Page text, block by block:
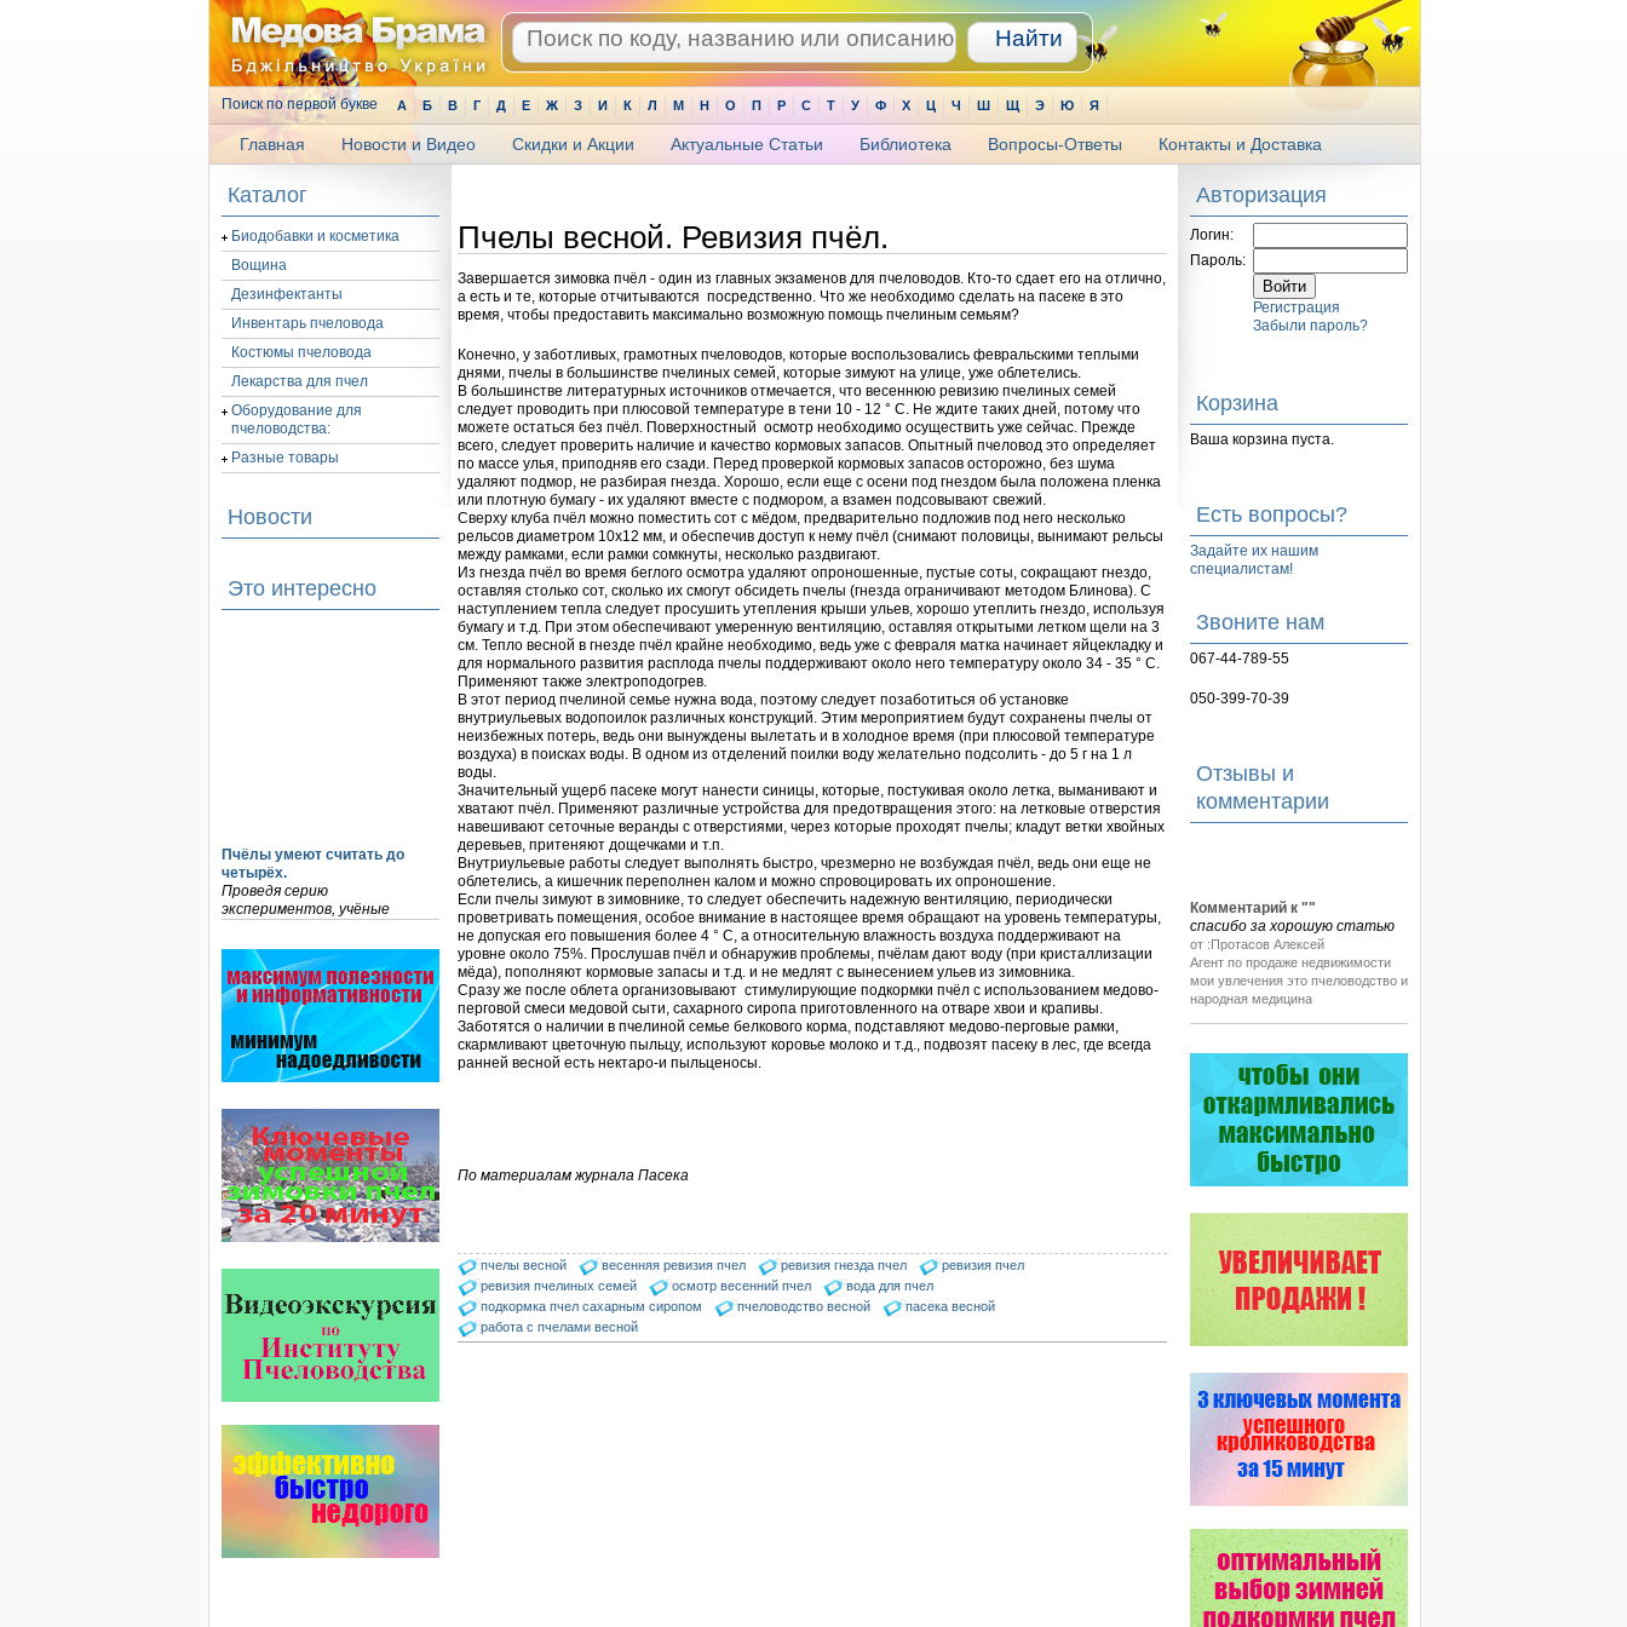
Поиск по первой букве А Б В Г Д Е Ж З И К Л М Н О П Р С Т У Ф Х Ц Ч Ш Щ Э Ю Я
Главная Новости и Видео Скидки и Акции Актуальные Статьи Библиотека Вопросы-Ответы Контакты и Доставка
Каталог
Биодобавки и косметика
Вощина
Дезинфектанты
Инвентарь пчеловода
Костюмы пчеловода
Лекарства для пчел
Оборудование для
пчеловодства:
Разные товары
Новости
Это интересно
Пчёлы умеют считать до
четырёх.
Проведя серию
экспериментов, учёные
выяснили, что медоносные
Прополис играет решающую
роль в жизни пчелиной
Он обеспечивает безупречную
чистоту улья, или древесного
дупла, где…
На рынке, где есть Варроадез
очень сложно приходится
конкурентным препаратам
- они просто не выдерживают
конкуренцию ни по цене,…
Безукоризненно сильное
звено в системе
повышения рентабельности
пасеки.
Апидез, Варроадез, Амипол-Т,
Апирой, Апистоп, Бипин-Т,
Полисан и Гармония…
решена! -
поочередное применение
препаратов ЗАО
АГРОБИОПРОМ:Апидез,
Варроадез,Амипол-Т
Язык танцев и звуков
Пчелы общаются с
Пчелы весной. Ревизия пчёл.
Завершается зимовка пчёл - один из главных экзаменов для пчеловодов. Кто-то сдает его на отлично,
а есть и те, которые отчитываются посредственно. Что же необходимо сделать на пасеке в это
время, чтобы предоставить максимально возможную помощь пчелиным семьям?
Конечно, у заботливых, грамотных пчеловодов, которые воспользовались февральскими теплыми
днями, пчелы в большинстве пчелиных семей, которые зимуют на улице, уже облетелись.
В большинстве литературных источников отмечается, что весеннюю ревизию пчелиных семей
следует проводить при плюсовой температуре в тени 10 - 12 ° С. Не ждите таких дней, потому что
можете остаться без пчёл. Поверхностный осмотр необходимо осуществить уже сейчас. Прежде
всего, следует проверить наличие и качество кормовых запасов. Опытный пчеловод это определяет
по массе улья, приподняв его сзади. Перед проверкой кормовых запасов осторожно, без шума
удаляют подмор, не разбирая гнезда. Хорошо, если еще с осени под гнездом была положена пленка
или плотную бумагу - их удаляют вместе с подмором, а взамен подсовывают свежий.
Сверху клуба пчёл можно поместить сот с мёдом, предварительно подложив под него несколько
рельсов диаметром 10x12 мм, и обеспечив доступ к нему пчёл (снимают половицы, вынимают рельсы
между рамками, если рамки сомкнуты, несколько раздвигают.
Из гнезда пчёл во время беглого осмотра удаляют опроношенные, пустые соты, сокращают гнездо,
оставляя столько сот, сколько их смогут обсидеть пчелы (гнезда ограничивают методом Блинова). С
наступлением тепла следует просушить утепления крыши ульев, хорошо утеплить гнездо, используя
бумагу и т.д. При этом обеспечивают умеренную вентиляцию, оставляя открытыми летком щели на 3
см. Тепло весной в гнезде пчёл крайне необходимо, ведь уже с февраля матка начинает яйцекладку и
для нормального развития расплода пчелы поддерживают около него температуру около 34 - 35 ° С.
Применяют также электроподогрев.
В этот период пчелиной семье нужна вода, поэтому следует позаботиться об установке
внутриульевых водопоилок различных конструкций. Этим мероприятием будут сохранены пчелы от
неизбежных потерь, ведь они вынуждены вылетать и в холодное время (при плюсовой температуре
воздуха) в поисках воды. В одном из отделений поилки воду желательно подсолить - до 5 г на 1 л
воды.
Значительный ущерб пасеке могут нанести синицы, которые, постукивая около летка, выманивают и
хватают пчёл. Применяют различные устройства для предотвращения этого: на летковые отверстия
навешивают сеточные веранды с отверстиями, через которые проходят пчелы; кладут ветки хвойных
деревьев, притеняют дощечками и т.п.
Внутриульевые работы следует выполнять быстро, чрезмерно не возбуждая пчёл, ведь они еще не
облетелись, а кишечник переполнен калом и можно спровоцировать их опроношение.
Если пчелы зимуют в зимовнике, то следует обеспечить надежную вентиляцию, периодически
проветривать помещения, особое внимание в настоящее время обращают на уровень температуры,
не допуская его повышения более 4 ° С, а относительную влажность воздуха поддерживают на
уровне около 75%. Прослушав пчёл и обнаружив проблемы, пчёлам дают воду (при кристаллизации
мёда), пополняют кормовые запасы и т.д. и не медлят с вынесением ульев из зимовника.
Сразу же после облета организовывают стимулирующие подкормки пчёл с использованием медово-
перговой смеси медовой сыти, сахарного сиропа приготовленного на отваре хвои и крапивы.
Заботятся о наличии в пчелиной семье белкового корма, подставляют медово-перговые рамки,
скармливают цветочную пыльцу, используют коровье молоко и т.д., подвозят пасеку в лес, где всегда
ранней весной есть нектаро-и пыльценосы.
По материалам журнала Пасека
пчелы весной весенняя ревизия пчел ревизия гнезда пчел
ревизия пчел
ревизия пчелиных семей
осмотр весенний пчел
вода для пчел
подкормка пчел сахарным сиропом
пчеловодство весной
пасека весной
работа с пчелами весной
Авторизация
Логин:
Пароль:
Регистрация
Забыли пароль?
Корзина
Ваша корзина пуста.
Есть вопросы?
Задайте их нашим
специалистам!
Звоните нам
067-44-789-55
050-399-70-39
Отзывы и
комментарии
Комментарий к ""
спасибо за хорошую статью
от :Протасов Алексей
Агент по продаже недвижимости
мои увлечения это пчеловодство и
народная медицина